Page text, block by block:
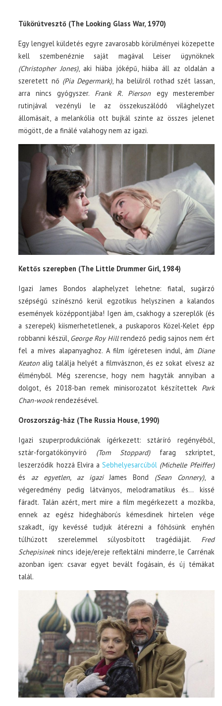
Tükörútvesztő (The Looking Glass War, 1970)
Egy lengyel küldetés egyre zavarosabb körülményei közepette
kell szembenéznie saját magával Leiser ügynöknek
(Christopher Jones), aki hiába jóképű, hiába áll az oldalán a
szeretett nő (Pia Degermark), ha belülről rothad szét lassan,
arra nincs gyógyszer. Frank R. Piersonegy mesterember
rutinjával vezényli le az összekuszálódó világhelyzet
állomásait, a melankólia ott bujkál szinte az összes jelenet
mögött, de a finálé valahogy nem az igazi.
Kettős szerepben (The Little Drummer Girl, 1984)
Igazi James Bondos alaphelyzet lehetne: fiatal, sugárzó
szépségű színésznő kerül egzotikus helyszínen a kalandos
események középpontjába! Igen ám, csakhogy a szereplők (és
a szerepek) kiismerhetetlenek, a puskaporos Közel-Kelet épp
robbanni készül, George Roy Hillrendező pedig sajnos nem ért
fel a míves alapanyaghoz. A film ígéretesen indul, ám Diane
Keatonalig találja helyét a filmvásznon, és ez sokat elvesz az
élményből. Még szerencse, hogy nem hagyták annyiban a
dolgot, és 2018-ban remek minisorozatot készítettek Park
Chan-wookrendezésével.
Oroszország-ház (The Russia House, 1990)
Igazi szuperprodukciónak ígérkezett: sztáríró regényéből,
sztár-forgatókönyvíró (Tom Stoppard)farag szkriptet,
leszerződik hozzá Elvira aSebhelyesarcúból (Michelle Pfeiffer)
és az egyetlen, az igaziJames Bond (Sean Connery), a
végeredmény pedig látványos, melodramatikus és… kissé
fáradt. Talán azért, mert mire a film megérkezett a mozikba,
ennek az egész hidegháborús kémesdinek hirtelen vége
szakadt, így kevéssé tudjuk átérezni a főhősünk enyhén
túlhúzott szerelemmel súlyosbított tragédiáját. Fred
Schepisineknincs ideje/ereje reflektálni minderre, le Carrénak
azonban igen: csavar egyet bevált fogásain, és új témákat
talál.